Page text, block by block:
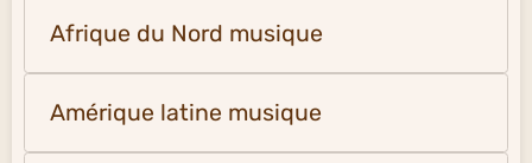
Afrique du Nord musique
Amérique latine musique